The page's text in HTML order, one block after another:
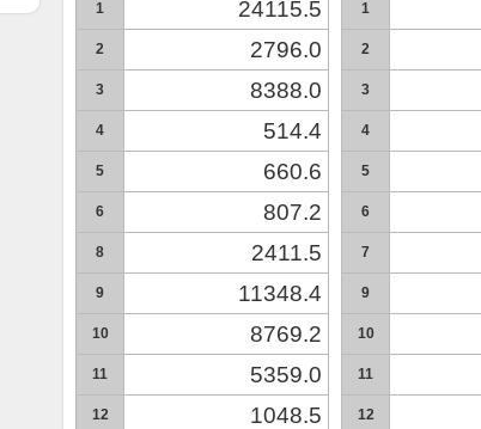
1 24115.5
2 2796.0
3 8388.0
4 514.4
5 660.6
6 807.2
8 2411.5
9 11348.4
10 8769.2
11 5359.0
12 1048.5
1
2
3
4
5
6
7
9
10
11
12